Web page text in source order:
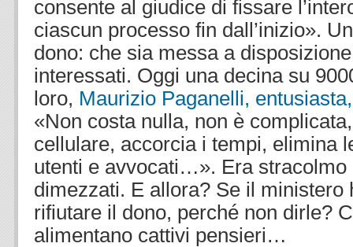
consente al giudice di fissare
ciascun processo fin dall’inizio».
dono: che sia messa a
interessati. Oggi una decina su
loro, Maurizio Paganelli,
«Non costa nulla, non è
cellulare, accorcia i tempi, elimina
utenti e avvocati…». Era stracolmo
dimezzati. E allora? Se il ministero
rifiutare il dono, perché non dirle?
alimentano cattivi pensieri…